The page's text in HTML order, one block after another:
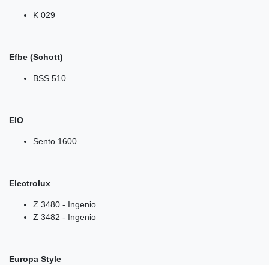
K 029
Efbe (Schott)
BSS 510
EIO
Sento 1600
Electrolux
Z 3480 - Ingenio
Z 3482 - Ingenio
Europa Style